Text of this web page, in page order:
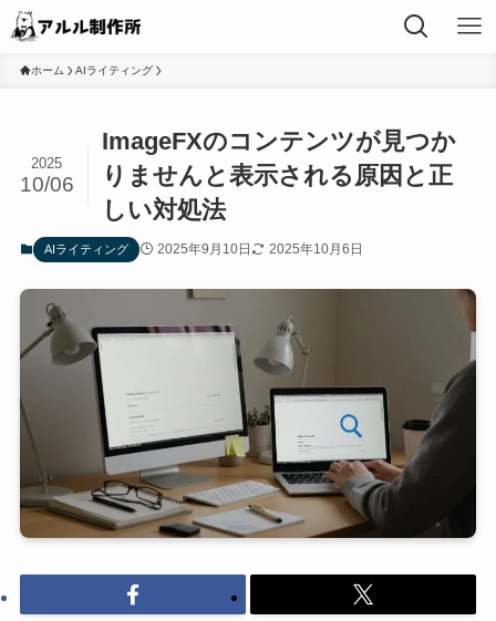
ホーム AIライティング
ImageFXのコンテンツが見つか
りませんと表示される原因と正
しい対処法
2025
10/06
AIライティング 2025年9月10日 2025年10月6日